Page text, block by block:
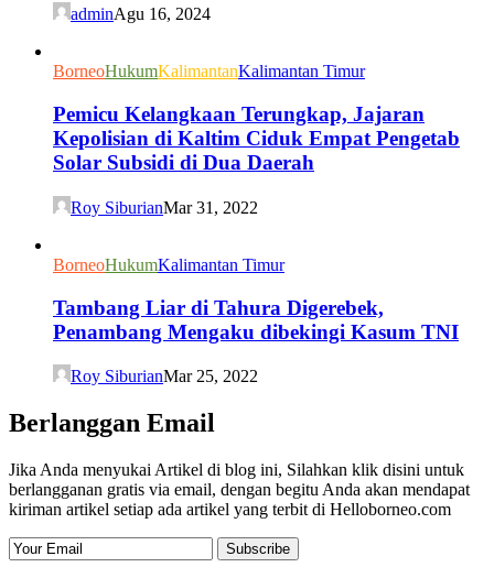
adminAgu 16, 2024
BorneoHukumKalimantanKalimantan Timur
Pemicu Kelangkaan Terungkap, Jajaran
Kepolisian di Kaltim Ciduk Empat Pengetab
Solar Subsidi di Dua Daerah
Roy SiburianMar 31, 2022
BorneoHukumKalimantan Timur
Tambang Liar di Tahura Digerebek,
Penambang Mengaku dibekingi Kasum TNI
Roy SiburianMar 25, 2022
Berlanggan Email
Jika Anda menyukai Artikel di blog ini, Silahkan klik disini untuk
berlangganan gratis via email, dengan begitu Anda akan mendapat
kiriman artikel setiap ada artikel yang terbit di Helloborneo.com